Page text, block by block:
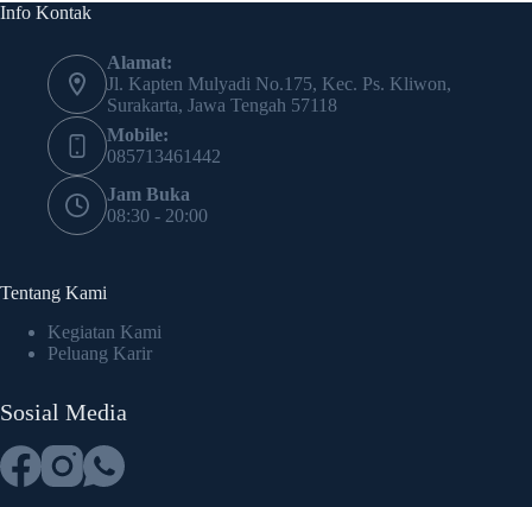
Info Kontak
Alamat:
Jl. Kapten Mulyadi No.175, Kec. Ps. Kliwon,
Surakarta, Jawa Tengah 57118
Mobile:
085713461442
Jam Buka
08:30 - 20:00
Tentang Kami
Kegiatan Kami
Peluang Karir
Sosial Media